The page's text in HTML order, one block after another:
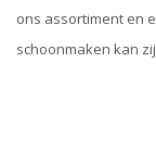
ons assortiment en
schoonmaken kan